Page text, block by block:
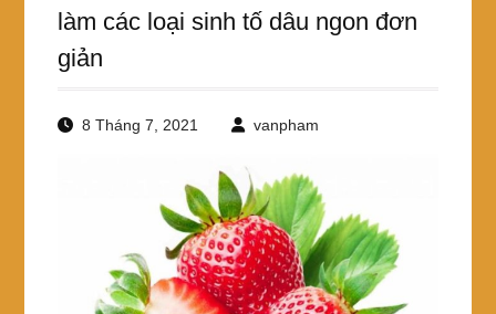
làm các loại sinh tố dâu ngon đơn
giản
8 Tháng 7, 2021 vanpham